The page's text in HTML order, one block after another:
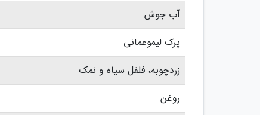
آب جوش
پرک لیموعمانی
زردچوبه، فلفل سیاه و نمک
روغن